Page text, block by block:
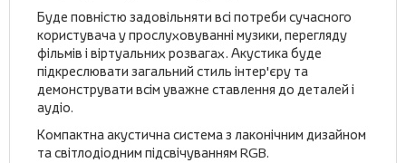
Буде повністю задовільняти всі потреби сучасного
користувача у прослуховуванні музики, перегляду
фільмів і віртуальних розвагах. Акустика буде
підкреслювати загальний стиль інтер'єру та
демонструвати всім уважне ставлення до деталей і
аудіо.
Компактна акустична система з лаконічним дизайном
та світлодіодним підсвічуванням RGB.